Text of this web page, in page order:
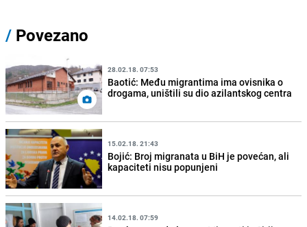
/ Povezano
28.02.18. 07:53
Baotić: Među migrantima ima ovisnika o
drogama, uništili su dio azilantskog centra
15.02.18. 21:43
Bojić: Broj migranata u BiH je povećan, ali
kapaciteti nisu popunjeni
14.02.18. 07:59